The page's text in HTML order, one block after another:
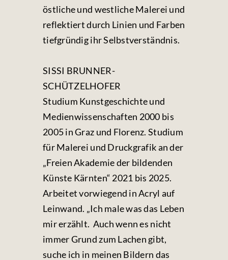
östliche und westliche Malerei und
reflektiert durch Linien und Farben
tiefgründig ihr Selbstverständnis.
SISSI BRUNNER-
SCHÜTZELHOFER
Studium Kunstgeschichte und
Medienwissenschaften 2000 bis
2005 in Graz und Florenz. Studium
für Malerei und Druckgrafik an der
„Freien Akademie der bildenden
Künste Kärnten“ 2021 bis 2025.
Arbeitet vorwiegend in Acryl auf
Leinwand. „Ich male was das Leben
mir erzählt. Auch wenn es nicht
immer Grund zum Lachen gibt,
suche ich in meinen Bildern das